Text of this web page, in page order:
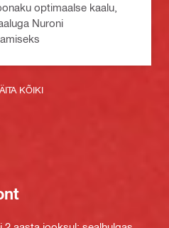
optimaalse kaalu,
Nuroni
KÕIKI